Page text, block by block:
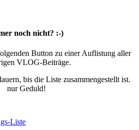
noch nicht? :-)
Button zu einer Auflistung aller
VLOG-Beiträge.
bis die Liste zusammengestellt ist.
nur Geduld!
Liste